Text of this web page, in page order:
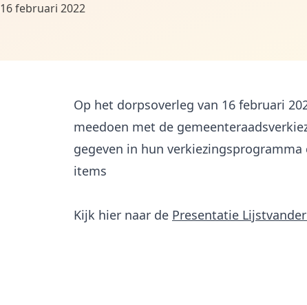
16 februari 2022
Op het dorpsoverleg van 16 februari
meedoen met de
gegeven in hun
items
Kijk hier naar de Presentatie